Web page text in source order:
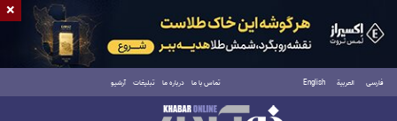
فارسی العربية English تماس با ما درباره ما تبلیغات آرشیو
شنبه ۱۷ مرداد ۱۴۰۵
×